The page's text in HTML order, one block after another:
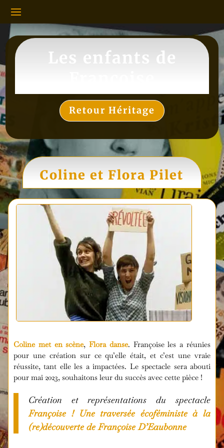
Les enfants de
Retour Héritage
Coline et Flora Pilet
Coline met en scène,Flora danse. Françoise les a réunies
pour une création sur ce qu’elle était, et c’est une vraie
réussite, tant elle les a impactées. Le spectacle sera abouti
pour mai 2023, souhaitons leur du succès avec cette pièce !
Création et représentations du spectacle
Françoise ! Une traversée écoféministe à la
(re)découverte de Françoise D’Eaubonne